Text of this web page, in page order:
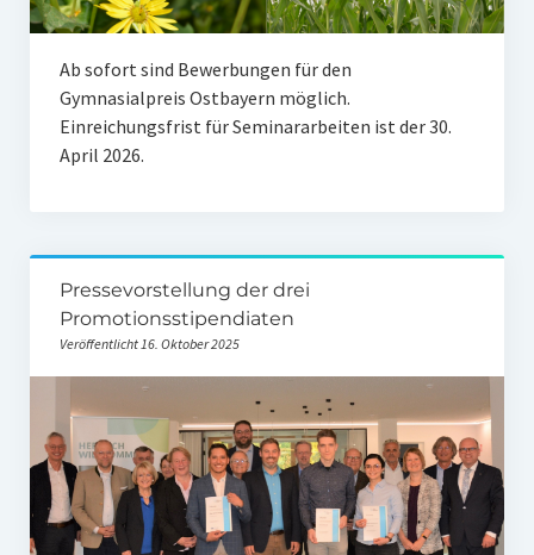
Ab sofort sind Bewerbungen für den
Gymnasialpreis Ostbayern möglich.
Einreichungsfrist für Seminararbeiten ist der 30.
April 2026.
Pressevorstellung der drei
Promotionsstipendiaten
Veröffentlicht 16. Oktober 2025